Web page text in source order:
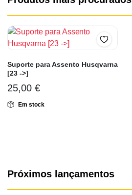
Suporte para Assento Husqvarna
[23 ->]
25,00 €
Em stock
Próximos lançamentos